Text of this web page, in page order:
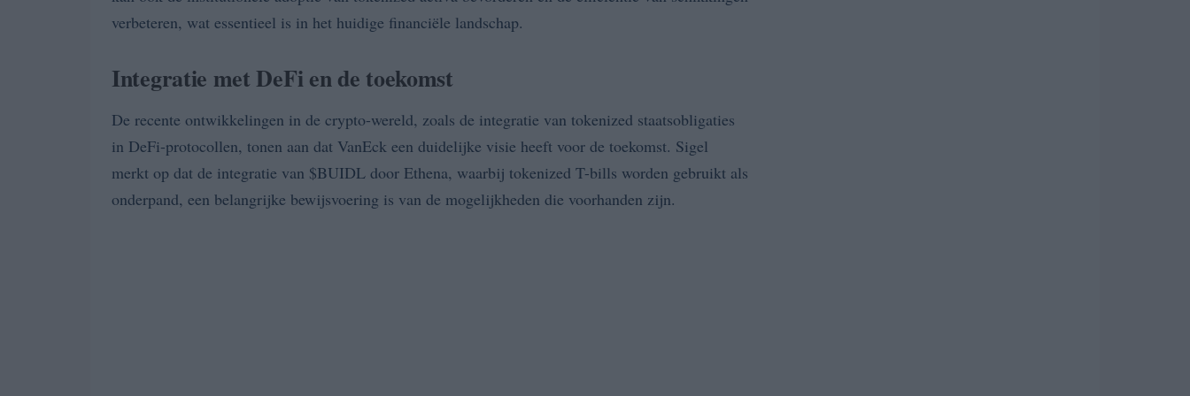
verbeteren, wat essentieel is in het huidige financiële landschap.
Integratie met DeFi en de toekomst
De recente ontwikkelingen in de crypto-wereld, zoals de integratie van tokenized staatsobligaties
in DeFi-protocollen, tonen aan dat VanEck een duidelijke visie heeft voor de toekomst. Sigel
merkt op dat de integratie van $BUIDL door Ethena, waarbij tokenized T-bills worden gebruikt als
onderpand, een belangrijke bewijsvoering is van de mogelijkheden die voorhanden zijn.